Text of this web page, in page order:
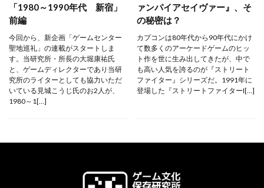
「1980～1990年代 新宿」
前編
今回から、新企画「ゲームセンター
聖地巡礼」の連載がスタートしま
す。当研究所・所長の大堀康祐氏
と、ゲームディレクターであり当研
究所のライターとしても協力いただ
いている見城こうじ氏のお2人が、
1980～1[…]
ァンパイアセイヴァー』、そ
の秘密は？
カプコンは80年代から90年代にかけ
て数多くのアーケードゲームのヒッ
ト作を世に生み出してきたが、中で
も高い人気を誇るのが『ストリート
ファイター』シリーズだ。1991年に
登場した『ストリートファイターI[…]